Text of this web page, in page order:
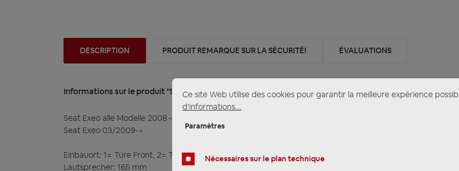
DESCRIPTION PRODUIT REMARQUE SUR LA SÉCURITÉ! ÉVALUATIONS
Informations sur le produit "Seat Exeo alle Modelle 2008 - 2013 - Hertz Uno K 165 - 16cm 2-Wege
Seat Exeo alle Modelle 2008 - 2013 - Hertz Uno K 165 - 16cm 2-Wege Kompo incl. Lautsprechereinbauset
Seat Exeo 03/2009->
Einbauort: 1= Türe Front, 2= Türe Heck
Lautsprecher: 165 mm
Ce site Web utilise des cookies pour garantir la meilleure expérience
d'informations...
Paramètres
Nécessaires sur le plan technique